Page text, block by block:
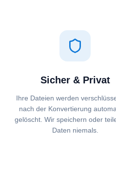
Sicher & Privat
Ihre Dateien werden
nach der Konvertierung
gelöscht. Wir speichern oder
Daten niemals.